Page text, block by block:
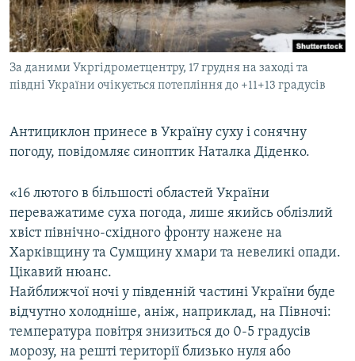
ПОДКАСТИ
КРИМ РЕАЛІЇ
РУС
КТАТ
Усі сайти RFE/RL
За даними Укргідрометцентру, 17 грудня на заході та
півдні України очікується потепління до +11+13 градусів
Антициклон принесе в Україну суху і сонячну
погоду, повідомляє синоптик Наталка Діденко.
«16 лютого в більшості областей України
переважатиме суха погода, лише якийсь облізлий
хвіст північно-східного фронту нажене на
Харківщину та Сумщину хмари та невеликі опади.
Цікавий нюанс.
Найближчої ночі у південній частині України буде
відчутно холодніше, аніж, наприклад, на Півночі:
температура повітря знизиться до 0-5 градусів
морозу, на решті території близько нуля або